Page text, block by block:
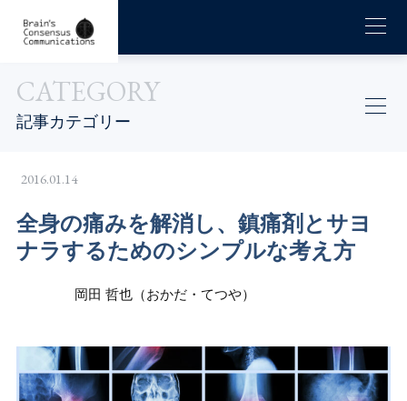
CATEGORY
記事カテゴリー
2016.01.14
全身の痛みを解消し、鎮痛剤とサヨ
ナラするためのシンプルな考え方
岡田 哲也（おかだ・てつや）